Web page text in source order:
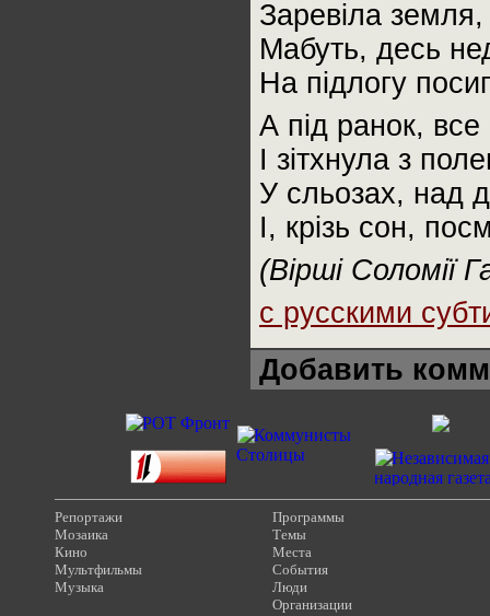
Заревіла земля,
Мабуть, десь
На підлогу
А під ранок,
І зітхнула з
У сльозах, над
І, крізь сон,
(Вірші Соломії
с русскими
Добавить
Репортажи
Мозаика
Кино
Мультфильмы
Музыка
Программы
Темы
Места
События
Люди
Организации